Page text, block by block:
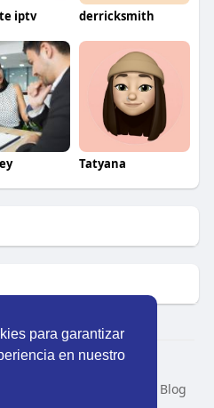
para garantizar
en nuestro
iptv derricksmith
Tatyana
Activo
Blog